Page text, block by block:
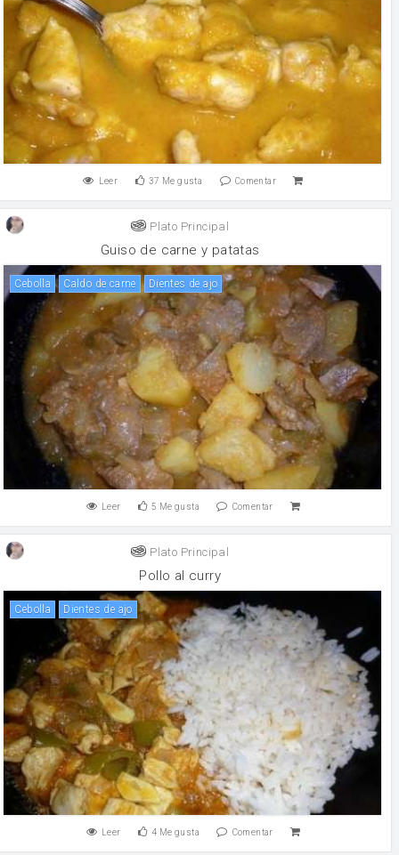
Leer 37 Me gusta Comentar
Plato Principal
Guiso de carne y patatas
cebolla Caldo de carne Dientes de ajo
Leer 5 Me gusta Comentar
Plato Principal
Pollo al curry
cebolla Dientes de ajo
Leer 4 Me gusta Comentar